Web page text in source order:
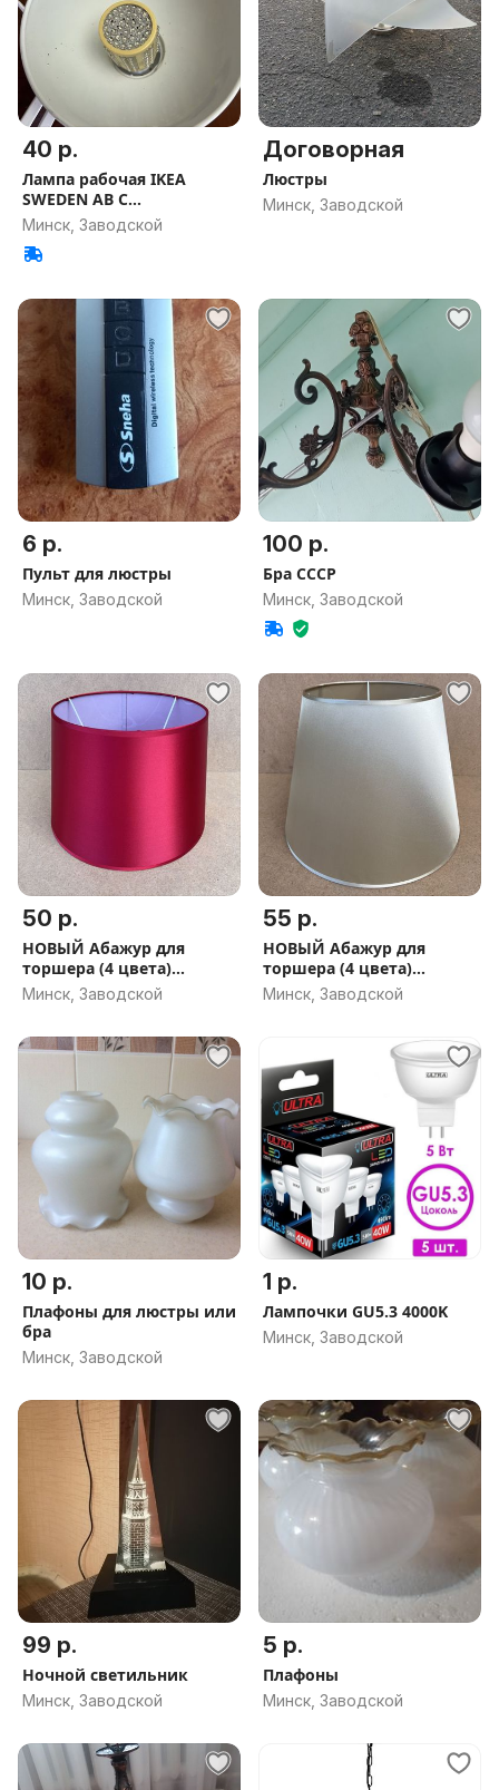
40 р.
Лампа рабочая IKEA
SWEDEN AB С
ЛАМПОЧКОЙ.
Минск, Заводской
Договорная
Люстры
Минск, Заводской
6 р.
Пульт для люстры
Минск, Заводской
100 р.
Бра СССР
Минск, Заводской
50 р.
НОВЫЙ Абажур для
торшера (4 цвета)
29X35X24 см.
Минск, Заводской
55 р.
НОВЫЙ Абажур для
торшера (4 цвета)
24X40X29 см.
Минск, Заводской
10 р.
Плафоны для люстры или
бра
Минск, Заводской
1 р.
Лампочки GU5.3 4000K
Минск, Заводской
99 р.
Ночной светильник
Минск, Заводской
5 р.
Плафоны
Минск, Заводской